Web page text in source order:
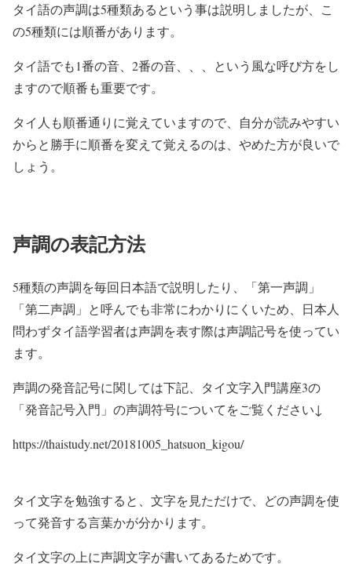
タイ語の声調は5種類あるという事は説明しましたが、こ
の5種類には順番があります。
タイ語でも1番の音、2番の音、、、という風な呼び方をし
ますので順番も重要です。
タイ人も順番通りに覚えていますので、自分が読みやすい
からと勝手に順番を変えて覚えるのは、やめた方が良いで
しょう。
声調の表記方法
5種類の声調を毎回日本語で説明したり、「第一声調」
「第二声調」と呼んでも非常にわかりにくいため、日本人
問わずタイ語学習者は声調を表す際は声調記号を使ってい
ます。
声調の発音記号に関しては下記、タイ文字入門講座3の
「発音記号入門」の声調符号についてをご覧ください↓
https://thaistudy.net/20181005_hatsuon_kigou/
タイ文字を勉強すると、文字を見ただけで、どの声調を使
って発音する言葉かが分かります。
タイ文字の上に声調文字が書いてあるためです。